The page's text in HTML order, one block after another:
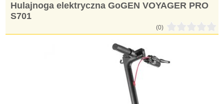
Hulajnoga elektryczna GoGEN VOYAGER PRO
S701
(0)